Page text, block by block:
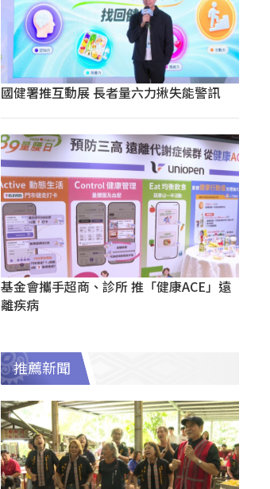
國健署推互動展 長者量六力揪失能警訊
基金會攜手超商、診所 推「健康ACE」遠
離疾病
推薦新聞